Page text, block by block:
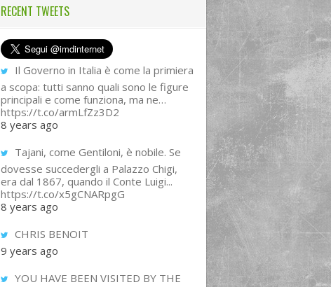
RECENT TWEETS
Il Governo in Italia è come la primiera
a scopa: tutti sanno quali sono le figure
principali e come funziona, ma ne…
https://t.co/armLfZz3D2
8 years ago
Tajani, come Gentiloni, è nobile. Se
dovesse succedergli a Palazzo Chigi,
era dal 1867, quando il Conte Luigi...
https://t.co/x5gCNARpgG
8 years ago
CHRIS BENOIT
9 years ago
YOU HAVE BEEN VISITED BY THE